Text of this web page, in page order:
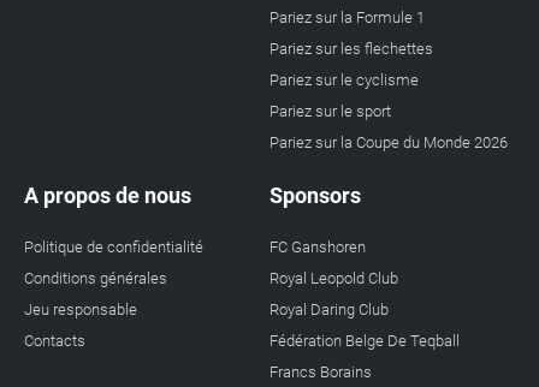
Pariez sur la Formule 1
Pariez sur les flechettes
Pariez sur le cyclisme
Pariez sur le sport
Pariez sur la Coupe du Monde 2026
A propos de nous
Politique de confidentialité
Conditions générales
Jeu responsable
Contacts
Sponsors
FC Ganshoren
Royal Leopold Club
Royal Daring Club
Fédération Belge De Teqball
Francs Borains